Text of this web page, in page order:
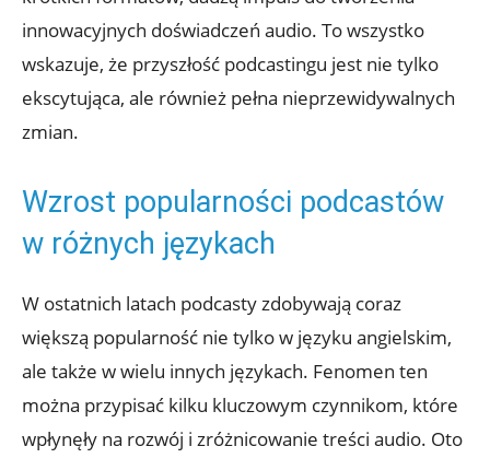
innowacyjnych doświadczeń audio. To wszystko
wskazuje, że przyszłość podcastingu jest nie tylko
ekscytująca, ale również pełna nieprzewidywalnych
zmian.
Wzrost popularności podcastów
w różnych językach
W ostatnich latach podcasty zdobywają coraz
większą popularność nie tylko w języku angielskim,
ale także w wielu innych językach. Fenomen ten
można przypisać kilku kluczowym czynnikom, które
wpłynęły na rozwój i zróżnicowanie treści audio. Oto